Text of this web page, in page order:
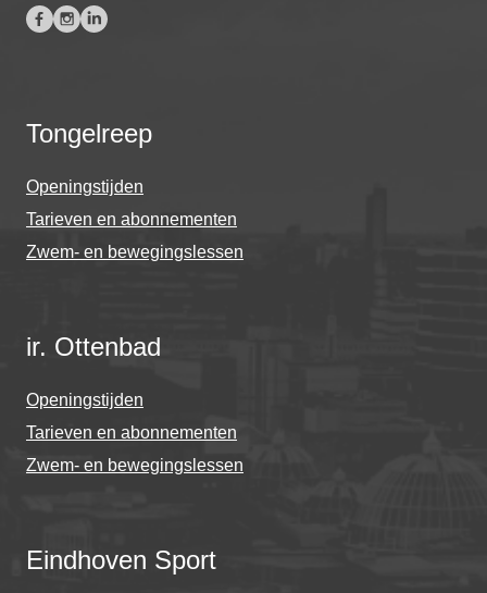
Tongelreep
Openingstijden
Tarieven en abonnementen
Zwem- en bewegingslessen
ir. Ottenbad
Openingstijden
Tarieven en abonnementen
Zwem- en bewegingslessen
Eindhoven Sport